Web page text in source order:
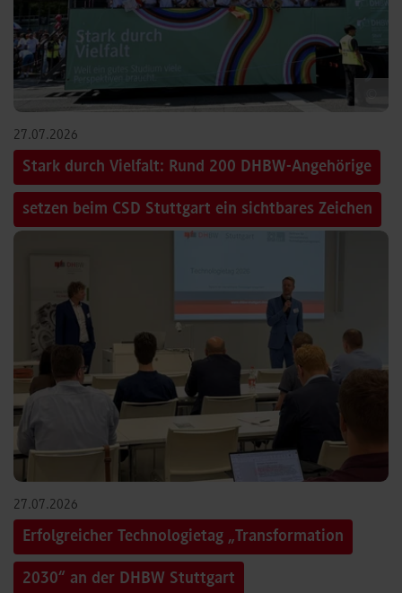
27.07.2026
Stark durch Vielfalt: Rund 200 DHBW-Angehörige
setzen beim CSD Stuttgart ein sichtbares Zeichen
27.07.2026
Erfolgreicher Technologietag „Transformation
2030“ an der DHBW Stuttgart